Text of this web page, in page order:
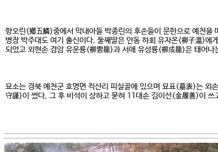
향오린(鄕五鱗)중에서 막내아들 박종린의 후손들이 문한으로 예천
병장 박주대도 여기 출신이다. 둘째딸은 안동 하회 유자온(柳子溫)에
되었고 외현손 겸암 유운룡(柳雲龍)과 서애 유성룡(柳成龍)은 태어나
묘소는 경북 예천군 호명면 직산리 피실골에 있으며 묘표(墓表)는
守謹)이 썼다. 그 후 비석이 상하고 묻혀 11대손 김이선(金履善)이